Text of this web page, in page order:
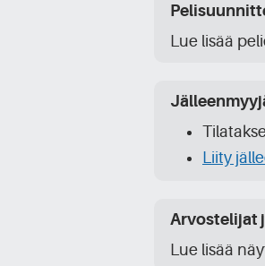
Lue lisää
Liity
Arvostelijat
Lue lisää